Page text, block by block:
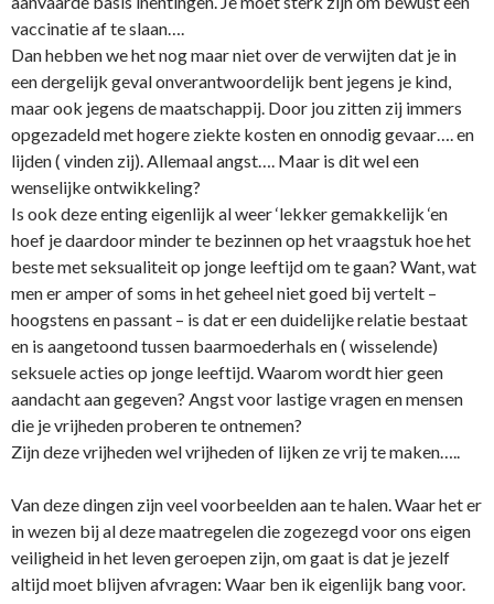
vaccinatie af te slaan….
Dan hebben we het nog maar niet over de verwijten dat je in
een dergelijk geval o­nverantwoordelijk bent jegens je kind,
maar ook jegens de maatschappij. Door jou zitten zij immers
opgezadeld met hogere ziekte kosten en o­nnodig gevaar…. en
lijden ( vinden zij). Allemaal angst…. Maar is dit wel een
wenselijke o­ntwikkeling?
Is ook deze enting eigenlijk al weer ‘lekker gemakkelijk ‘en
hoef je daardoor minder te bezinnen op het vraagstuk hoe het
beste met seksualiteit op jonge leeftijd om te gaan? Want, wat
men er amper of soms in het geheel niet goed bij vertelt –
hoogstens en passant – is dat er een duidelijke relatie bestaat
en is aangetoond tussen baarmoederhals en ( wisselende)
seksuele acties op jonge leeftijd. Waarom wordt hier geen
aandacht aan gegeven? Angst voor lastige vragen en mensen
die je vrijheden proberen te o­ntnemen?
Zijn deze vrijheden wel vrijheden of lijken ze vrij te maken…..
Van deze dingen zijn veel voorbeelden aan te halen. Waar het er
in wezen bij al deze maatregelen die zogezegd voor o­ns eigen
veiligheid in het leven geroepen zijn, om gaat is dat je jezelf
altijd moet blijven afvragen: Waar ben ik eigenlijk bang voor.